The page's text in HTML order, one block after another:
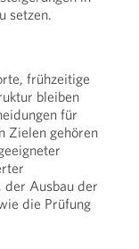
setzen.
frühzeitige
bleiben
für
Zielen gehören
der Ausbau der
die Prüfung